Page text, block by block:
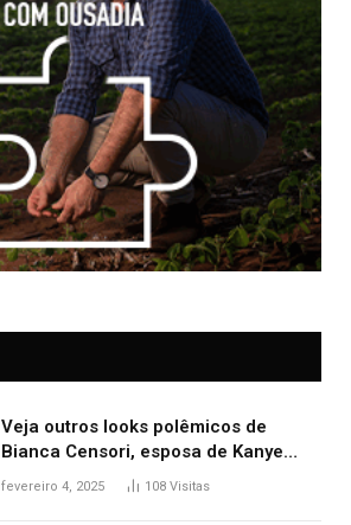
Veja outros looks polêmicos de
Bianca Censori, esposa de Kanye
West que apareceu nua no Grammy
fevereiro 4, 2025 108 Visitas